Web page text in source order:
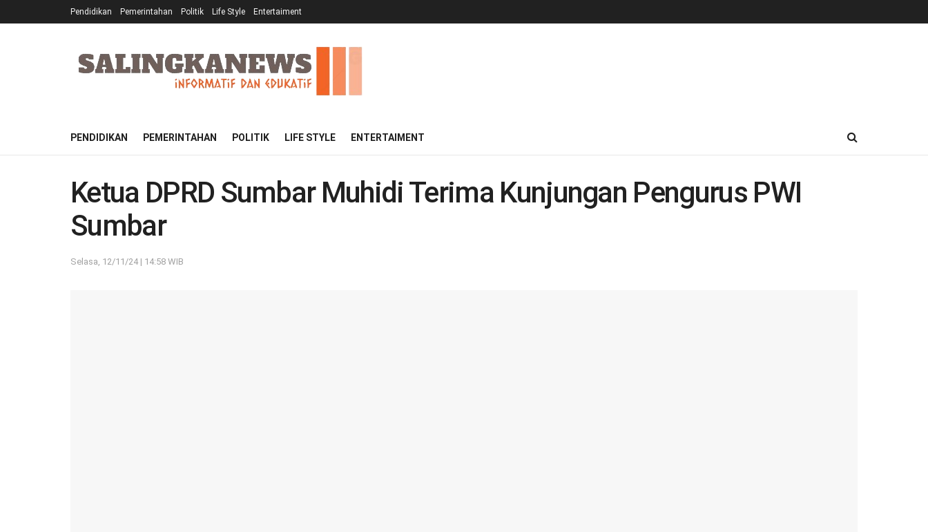
Pendidikan Pemerintahan Politik Life Style Entertaiment
PENDIDIKAN PEMERINTAHAN POLITIK LIFE STYLE ENTERTAIMENT
Ketua DPRD Sumbar Muhidi Terima Kunjungan Pengurus PWI
Sumbar
Selasa, 12/11/24 | 14:58 WIB